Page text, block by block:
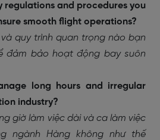
regulations and procedures you
smooth flight operations?
và quy trình quan trọng nào bạn
đảm bảo hoạt động bay suôn
long hours and irregular
industry?
giờ làm việc dài và ca làm việc
ngành Hàng không như thế